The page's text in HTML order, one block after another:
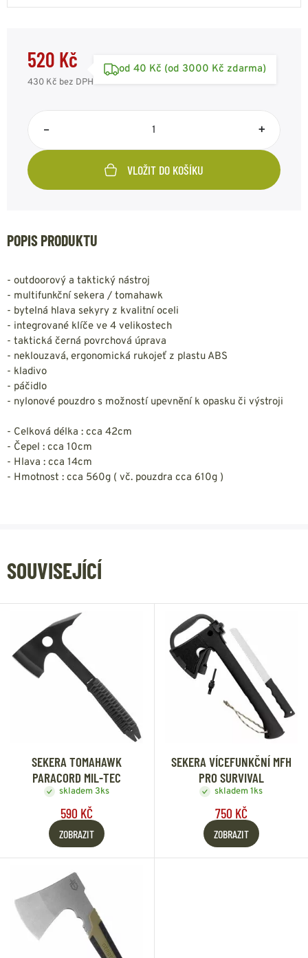
520 Kč
430 Kč bez DPH
od 40 Kč (od 3000 Kč zdarma)
– +
VLOŽIT DO KOŠÍKU
POPIS PRODUKTU
- outdoorový a taktický nástroj
- multifunkční sekera / tomahawk
- bytelná hlava sekyry z kvalitní oceli
- integrované klíče ve 4 velikostech
- taktická černá povrchová úprava
- neklouzavá, ergonomická rukojeť z plastu ABS
- kladivo
- páčidlo
- nylonové pouzdro s možností upevnění k opasku či výstroji
- Celková délka : cca 42cm
- Čepel : cca 10cm
- Hlava : cca 14cm
- Hmotnost : cca 560g ( vč. pouzdra cca 610g )
SOUVISEJÍCÍ
SEKERA TOMAHAWK
PARACORD MIL-TEC
skladem 3ks
590 KČ
ZOBRAZIT
SEKERA VÍCEFUNKČNÍ MFH
PRO SURVIVAL
skladem 1ks
750 KČ
ZOBRAZIT